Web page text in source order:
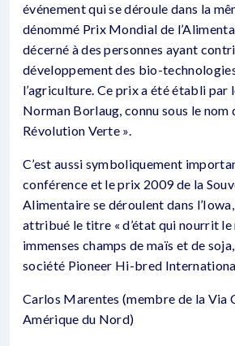
événement qui se déroule dans la
dénommé Prix Mondial de
décerné à des personnes ayant
développement des bio-
l’agriculture. Ce prix a été établi par
Norman Borlaug, connu sous le nom
Révolution Verte ».
C’est aussi symboliquement
conférence et le prix 2009 de la
Alimentaire se déroulent dans
attribué le titre « d’état qui nourrit le
immenses champs de maïs et de
société Pioneer Hi-bred
Carlos Marentes (membre de la Via
Amérique du Nord)